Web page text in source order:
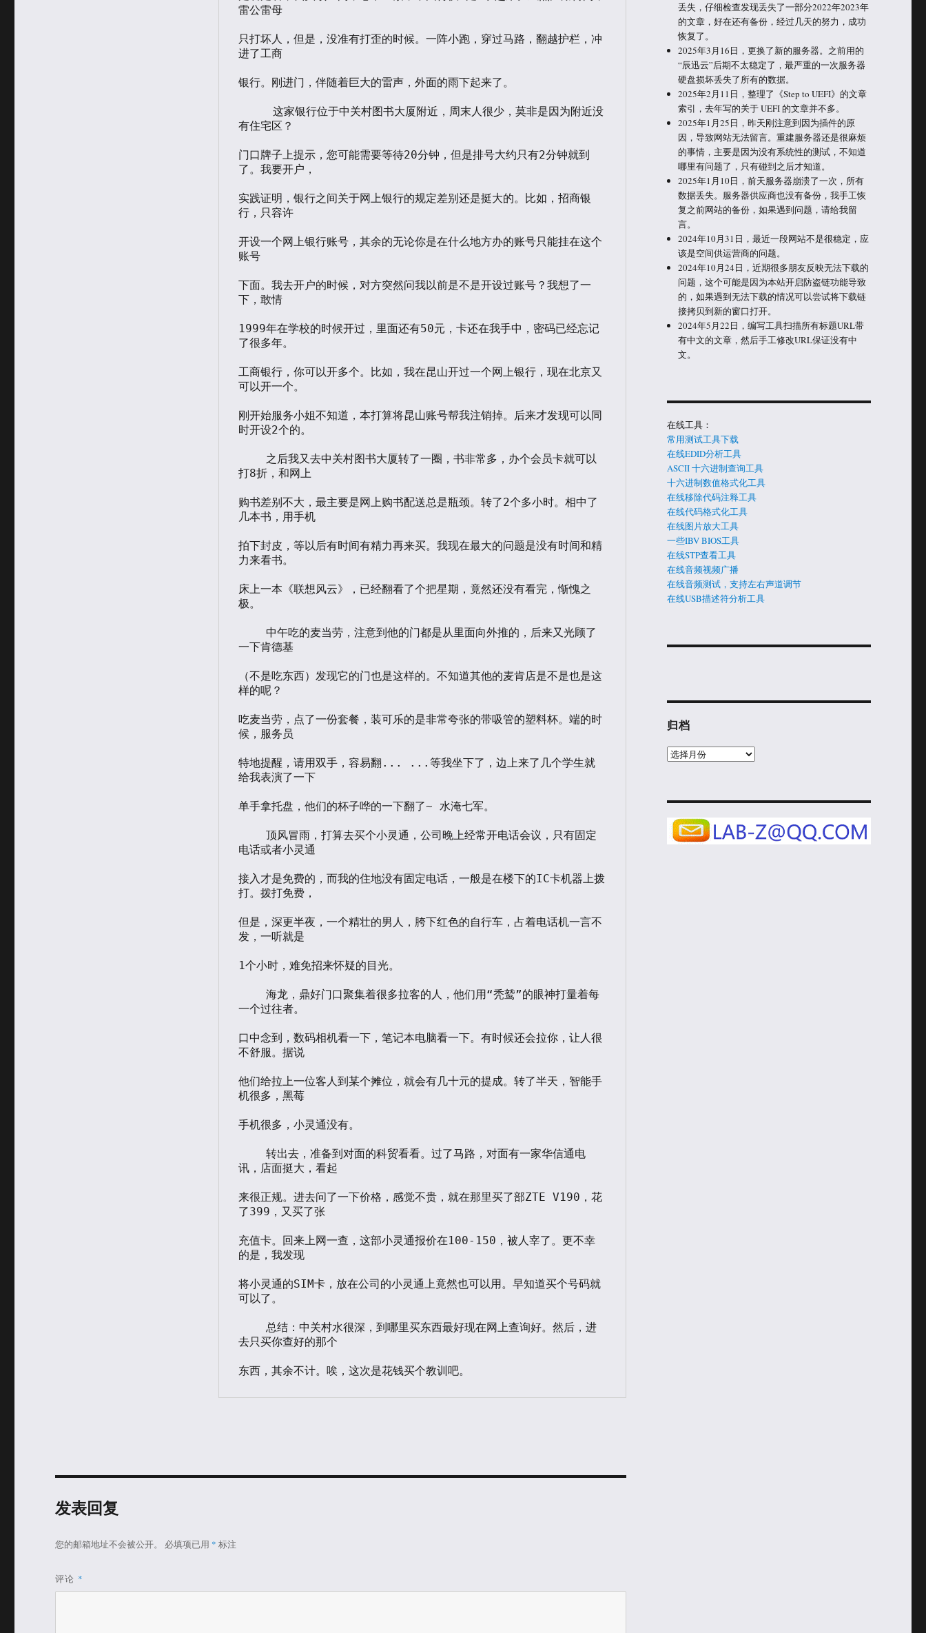
雷公雷母
只打坏人，但是，没准有打歪的时候。一阵小跑，穿过马路，翻越护栏，冲
进了工商
银行。刚进门，伴随着巨大的雷声，外面的雨下起来了。
有住宅区？
门口牌子上提示，您可能需要等待20分钟，但是排号大约只有2分钟就到
了。我要开户，
实践证明，银行之间关于网上银行的规定差别还是挺大的。比如，招商银
行，只容许
开设一个网上银行账号，其余的无论你是在什么地方办的账号只能挂在这个
账号
下面。我去开户的时候，对方突然问我以前是不是开设过账号？我想了一
下，敢情
1999年在学校的时候开过，里面还有50元，卡还在我手中，密码已经忘记
了很多年。
工商银行，你可以开多个。比如，我在昆山开过一个网上银行，现在北京又
可以开一个。
刚开始服务小姐不知道，本打算将昆山账号帮我注销掉。后来才发现可以同
时开设2个的。
打8折，和网上
购书差别不大，最主要是网上购书配送总是瓶颈。转了2个多小时。相中了
几本书，用手机
拍下封皮，等以后有时间有精力再来买。我现在最大的问题是没有时间和精
力来看书。
床上一本《联想风云》，已经翻看了个把星期，竟然还没有看完，惭愧之
极。
一下肯德基
（不是吃东西）发现它的门也是这样的。不知道其他的麦肯店是不是也是这
样的呢？
吃麦当劳，点了一份套餐，装可乐的是非常夸张的带吸管的塑料杯。端的时
候，服务员
特地提醒，请用双手，容易翻... ...等我坐下了，边上来了几个学生就
给我表演了一下
单手拿托盘，他们的杯子哗的一下翻了~ 水淹七军。
电话或者小灵通
接入才是免费的，而我的住地没有固定电话，一般是在楼下的IC卡机器上拨
打。拨打免费，
但是，深更半夜，一个精壮的男人，胯下红色的自行车，占着电话机一言不
发，一听就是
1个小时，难免招来怀疑的目光。
一个过往者。
口中念到，数码相机看一下，笔记本电脑看一下。有时候还会拉你，让人很
不舒服。据说
他们给拉上一位客人到某个摊位，就会有几十元的提成。转了半天，智能手
机很多，黑莓
手机很多，小灵通没有。
讯，店面挺大，看起
来很正规。进去问了一下价格，感觉不贵，就在那里买了部ZTE V190，花
了399，又买了张
充值卡。回来上网一查，这部小灵通报价在100-150，被人宰了。更不幸
的是，我发现
将小灵通的SIM卡，放在公司的小灵通上竟然也可以用。早知道买个号码就
可以了。
去只买你查好的那个
东西，其余不计。唉，这次是花钱买个教训吧。
发表回复
您的邮箱地址不会被公开。 必填项已用 * 标注
评论 *
丢失，仔细检查发现丢失了一部分2022年2023年
的文章，好在还有备份，经过几天的努力，成功
恢复了。
2025年3月16日，更换了新的服务器。之前用的
“辰迅云”后期不太稳定了，最严重的一次服务器
硬盘损坏丢失了所有的数据。
2025年2月11日，整理了《Step to UEFI》的文章
索引，去年写的关于 UEFI 的文章并不多。
2025年1月25日，昨天刚注意到因为插件的原
因，导致网站无法留言。重建服务器还是很麻烦
的事情，主要是因为没有系统性的测试，不知道
哪里有问题了，只有碰到之后才知道。
2025年1月10日，前天服务器崩溃了一次，所有
数据丢失。服务器供应商也没有备份，我手工恢
复之前网站的备份，如果遇到问题，请给我留
言。
2024年10月31日，最近一段网站不是很稳定，应
该是空间供运营商的问题。
2024年10月24日，近期很多朋友反映无法下载的
问题，这个可能是因为本站开启防盗链功能导致
的，如果遇到无法下载的情况可以尝试将下载链
接拷贝到新的窗口打开。
2024年5月22日，编写工具扫描所有标题URL带
有中文的文章，然后手工修改URL保证没有中
文。
在线工具：
常用测试工具下载
在线EDID分析工具
ASCII 十六进制查询工具
十六进制数值格式化工具
在线移除代码注释工具
在线代码格式化工具
在线图片放大工具
一些IBV BIOS工具
在线STP查看工具
在线音频视频广播
在线音频测试，支持左右声道调节
在线USB描述符分析工具
归档
归